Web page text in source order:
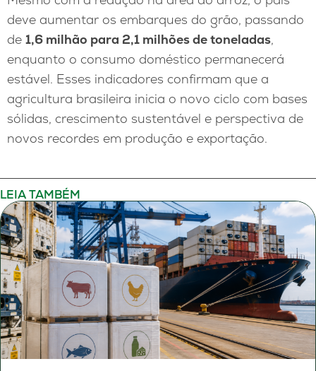
deve aumentar os embarques do grão, passando
de 1,6 milhão para 2,1 milhões de toneladas,
enquanto o consumo doméstico permanecerá
estável. Esses indicadores confirmam que a
agricultura brasileira inicia o novo ciclo com bases
sólidas, crescimento sustentável e perspectiva de
novos recordes em produção e exportação.
LEIA TAMBÉM